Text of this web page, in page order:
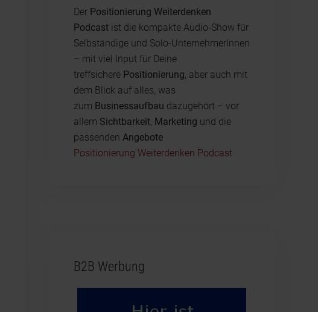
Der Positionierung Weiterdenken
Podcastist die kompakte Audio-Show für
Selbständige und Solo-UnternehmerInnen
– mit viel Input für Deine
treffsichere Positionierung, aber auch mit
dem Blick auf alles, was
zum Businessaufbau dazugehört – vor
allem Sichtbarkeit, Marketing und die
passenden Angebote
Positionierung Weiterdenken Podcast
B2B Werbung